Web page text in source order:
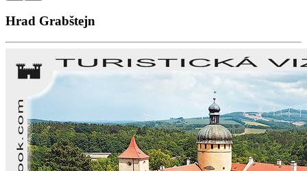
Hrad Grabštejn